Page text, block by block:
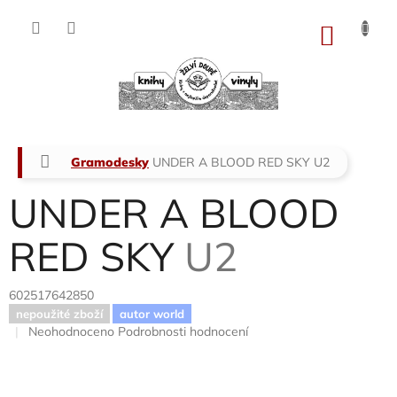
Domů
Gramodesky UNDER A BLOOD RED SKY U2
UNDER A BLOOD
RED SKY U2
602517642850
nepoužité zboží autor world
Průměrné
Neohodnoceno Podrobnosti hodnocení